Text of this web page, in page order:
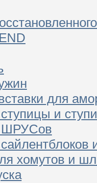
для
и
ШРУСов
хомутов и